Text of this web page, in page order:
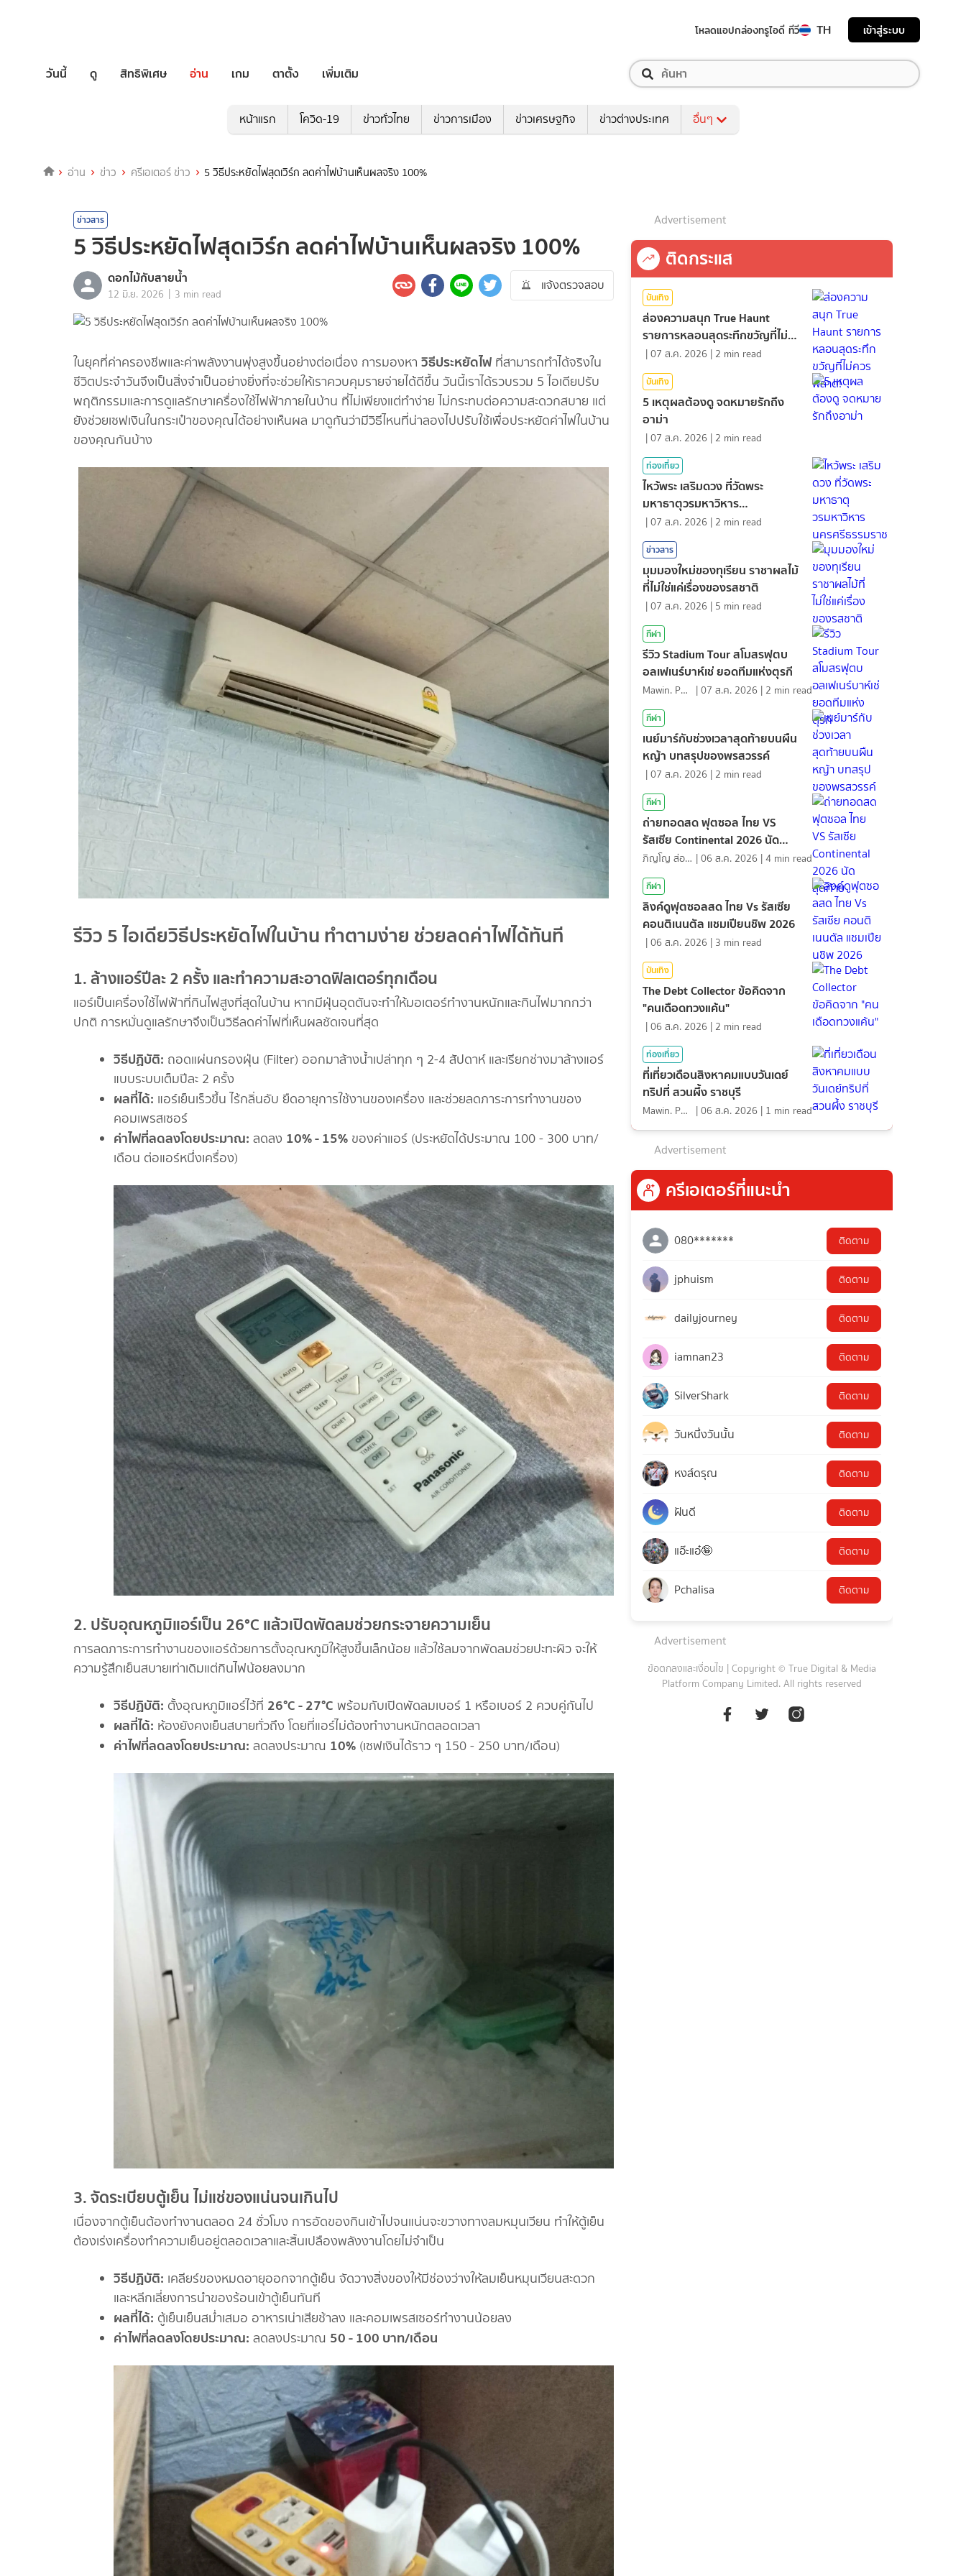
โหลดแอปกล่องทรูไอดี ทีวี TH เข้าสู่ระบบ
วันนี้ ดู สิทธิพิเศษ อ่าน เกม ตาตั้ง เพิ่มเติม
หน้าแรก โควิด-19 ข่าวทั่วไทย ข่าวการเมือง ข่าวเศรษฐกิจ ข่าวต่างประเทศ อื่นๆ
อ่าน ข่าว ครีเอเตอร์ ข่าว 5 วิธีประหยัดไฟสุดเวิร์ก ลดค่าไฟบ้านเห็นผลจริง 100%
ข่าวสาร
5 วิธีประหยัดไฟสุดเวิร์ก ลดค่าไฟบ้านเห็นผลจริง 100%
ดอกไม้กับสายน้ำ
12 มิ.ย. 2026 | 3 min read
แจ้งตรวจสอบ
ในยุคที่ค่าครองชีพและค่าพลังงานพุ่งสูงขึ้นอย่างต่อเนื่อง การมองหา วิธีประหยัดไฟ ที่สามารถทำได้จริงใน
ชีวิตประจำวันจึงเป็นสิ่งจำเป็นอย่างยิ่งที่จะช่วยให้เราควบคุมรายจ่ายได้ดีขึ้น วันนี้เราได้รวบรวม 5 ไอเดียปรับ
พฤติกรรมและการดูแลรักษาเครื่องใช้ไฟฟ้าภายในบ้าน ที่ไม่เพียงแต่ทำง่าย ไม่กระทบต่อความสะดวกสบาย แต่
ยังช่วยเซฟเงินในกระเป๋าของคุณได้อย่างเห็นผล มาดูกันว่ามีวิธีไหนที่น่าลองไปปรับใช้เพื่อประหยัดค่าไฟในบ้าน
ของคุณกันบ้าง
รีวิว 5 ไอเดียวิธีประหยัดไฟในบ้าน ทำตามง่าย ช่วยลดค่าไฟได้ทันที
1. ล้างแอร์ปีละ 2 ครั้ง และทำความสะอาดฟิลเตอร์ทุกเดือน
แอร์เป็นเครื่องใช้ไฟฟ้าที่กินไฟสูงที่สุดในบ้าน หากมีฝุ่นอุดตันจะทำให้มอเตอร์ทำงานหนักและกินไฟมากกว่า
ปกติ การหมั่นดูแลรักษาจึงเป็นวิธีลดค่าไฟที่เห็นผลชัดเจนที่สุด
วิธีปฏิบัติ: ถอดแผ่นกรองฝุ่น (Filter) ออกมาล้างน้ำเปล่าทุก ๆ 2-4 สัปดาห์ และเรียกช่างมาล้างแอร์
แบบระบบเต็มปีละ 2 ครั้ง
ผลที่ได้: แอร์เย็นเร็วขึ้น ไร้กลิ่นอับ ยืดอายุการใช้งานของเครื่อง และช่วยลดภาระการทำงานของ
คอมเพรสเซอร์
ค่าไฟที่ลดลงโดยประมาณ: ลดลง 10% - 15% ของค่าแอร์ (ประหยัดได้ประมาณ 100 - 300 บาท/
เดือน ต่อแอร์หนึ่งเครื่อง)
2. ปรับอุณหภูมิแอร์เป็น 26°C แล้วเปิดพัดลมช่วยกระจายความเย็น
การลดภาระการทำงานของแอร์ด้วยการตั้งอุณหภูมิให้สูงขึ้นเล็กน้อย แล้วใช้ลมจากพัดลมช่วยปะทะผิว จะให้
ความรู้สึกเย็นสบายเท่าเดิมแต่กินไฟน้อยลงมาก
วิธีปฏิบัติ: ตั้งอุณหภูมิแอร์ไว้ที่ 26°C - 27°C พร้อมกับเปิดพัดลมเบอร์ 1 หรือเบอร์ 2 ควบคู่กันไป
ผลที่ได้: ห้องยังคงเย็นสบายทั่วถึง โดยที่แอร์ไม่ต้องทำงานหนักตลอดเวลา
ค่าไฟที่ลดลงโดยประมาณ: ลดลงประมาณ 10% (เซฟเงินได้ราว ๆ 150 - 250 บาท/เดือน)
3. จัดระเบียบตู้เย็น ไม่แช่ของแน่นจนเกินไป
เนื่องจากตู้เย็นต้องทำงานตลอด 24 ชั่วโมง การอัดของกินเข้าไปจนแน่นจะขวางทางลมหมุนเวียน ทำให้ตู้เย็น
ต้องเร่งเครื่องทำความเย็นอยู่ตลอดเวลาและสิ้นเปลืองพลังงานโดยไม่จำเป็น
วิธีปฏิบัติ: เคลียร์ของหมดอายุออกจากตู้เย็น จัดวางสิ่งของให้มีช่องว่างให้ลมเย็นหมุนเวียนสะดวก
และหลีกเลี่ยงการนำของร้อนเข้าตู้เย็นทันที
ผลที่ได้: ตู้เย็นเย็นสม่ำเสมอ อาหารเน่าเสียช้าลง และคอมเพรสเซอร์ทำงานน้อยลง
ค่าไฟที่ลดลงโดยประมาณ: ลดลงประมาณ 50 - 100 บาท/เดือน
Advertisement
ติดกระแส
บันเทิง
ส่องความสนุก True Haunt
รายการหลอนสุดระทึกขวัญที่ไม่
ควรพลาด!
|07 ส.ค. 2026 | 2 min read
บันเทิง
5 เหตุผลต้องดู จดหมายรักถึง
อาม่า
|07 ส.ค. 2026 | 2 min read
ท่องเที่ยว
ไหว้พระ เสริมดวง ที่วัดพระ
มหาธาตุวรมหาวิหาร
นครศรีธรรมราช
|07 ส.ค. 2026 | 2 min read
ข่าวสาร
มุมมองใหม่ของทุเรียน ราชาผลไม้
ที่ไม่ใช่แค่เรื่องของรสชาติ
|07 ส.ค. 2026 | 5 min read
กีฬา
รีวิว Stadium Tour สโมสรฟุตบ
อลเฟเนร์บาห์เช่ ยอดทีมแห่งตุรกี
Mawin. Pongsuttiyakorn |07 ส.ค. 2026 | 2 min read
กีฬา
เนย์มาร์กับช่วงเวลาสุดท้ายบนผืน
หญ้า บทสรุปของพรสวรรค์
|07 ส.ค. 2026 | 2 min read
กีฬา
ถ่ายทอดสด ฟุตซอล ไทย VS
รัสเซีย Continental 2026 นัด
สุดท้าย ภิญโญ ส่องแสง |06 ส.ค. 2026 |4 min read
กีฬา
ลิงค์ดูฟุตซอลสด ไทย Vs รัสเซีย
คอนติเนนตัล แชมเปียนชิพ 2026
|06 ส.ค. 2026 | 3 min read
บันเทิง
The Debt Collector ข้อคิดจาก
"คนเดือดทวงแค้น"
|06 ส.ค. 2026 | 2 min read
ท่องเที่ยว
ที่เที่ยวเดือนสิงหาคมแบบวันเดย์
ทริปที่ สวนผึ้ง ราชบุรี
Mawin. Pongsuttiyakorn |06 ส.ค. 2026 | 1 min read
Advertisement
ครีเอเตอร์ที่แนะนำ
080******* ติดตาม
jphuism ติดตาม
dailyjourney ติดตาม
iamnan23 ติดตาม
SilverShark ติดตาม
วันหนึ่งวันนั้น ติดตาม
หงส์ดรุณ ติดตาม
ฝันดี ติดตาม
แอ๊ะแอ๋🤪 ติดตาม
Pchalisa ติดตาม
Advertisement
ข้อตกลงและเงื่อนไข | Copyright © True Digital & Media
Platform Company Limited. All rights reserved